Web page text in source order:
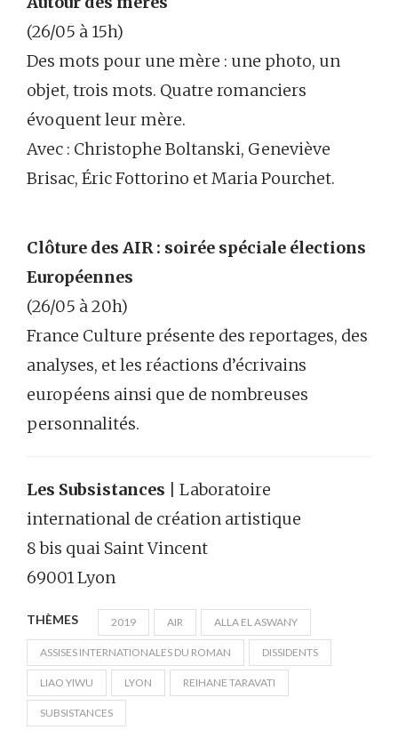
(26/05 à 15h)
Des mots pour une mère : une photo, un
objet, trois mots. Quatre romanciers
évoquent leur mère.
Avec : Christophe Boltanski, Geneviève
Brisac, Éric Fottorino et Maria Pourchet.
Clôture des AIR : soirée spéciale élections
Européennes
(26/05 à 20h)
France Culture présente des reportages, des
analyses, et les réactions d’écrivains
européens ainsi que de nombreuses
personnalités.
Les Subsistances | Laboratoire
international de création artistique
8 bis quai Saint Vincent
69001 Lyon
THÈMES 2019 AIR ALLA EL ASWANY
ASSISES INTERNATIONALES DU ROMAN DISSIDENTS
LIAO YIWU LYON REIHANE TARAVATI
SUBSISTANCES